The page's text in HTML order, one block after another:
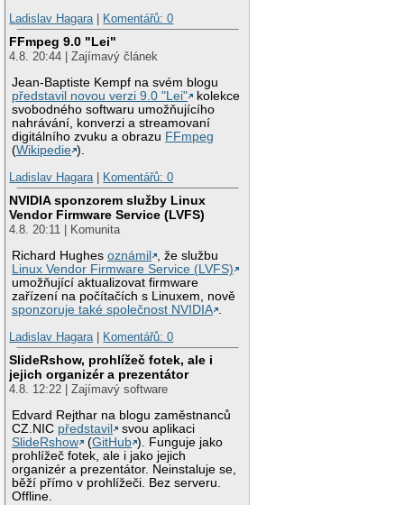
Ladislav Hagara
Komentářů: 0
FFmpeg 9.0 "Lei"
4.8. 20:44 | Zajímavý článek
Jean-Baptiste Kempf na svém blogu
představil novou verzi 9.0 "Lei"
kolekce
svobodného softwaru umožňujícího
nahrávání, konverzi a streamovaní
digitálního zvuku a obrazu FFmpeg
(Wikipedie ).
Ladislav Hagara
Komentářů: 0
NVIDIA sponzorem služby Linux
Vendor Firmware Service (LVFS)
4.8. 20:11 | Komunita
Richard Hughesoznámil
, že službu
Linux Vendor Firmware Service (LVFS)
umožňující aktualizovat firmware
zařízení na počítačích s Linuxem, nově
sponzoruje také společnost NVIDIA .
Ladislav Hagara | Komentářů: 0
SlideRshow, prohlížeč fotek, ale i
jejich organizér a prezentátor
4.8. 12:22 | Zajímavý software
Edvard Rejthar na blogu zaměstnanců
CZ.NIC představil
svou aplikaci
SlideRshow
(GitHub ). Funguje jako
prohlížeč fotek, ale i jako jejich
organizér a prezentátor. Neinstaluje se,
běží přímo v prohlížeči. Bez serveru.
Offline.